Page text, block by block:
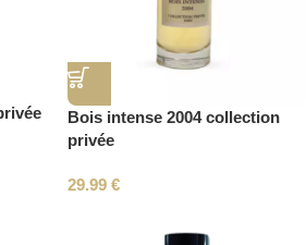
Bois intense 2004 collection
privée
29.99 €